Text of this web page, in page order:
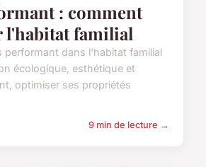
: comment
l'habitat familial
performant dans l'habitat familial
écologique, esthétique et
optimiser ses propriétés
9 min de lecture →